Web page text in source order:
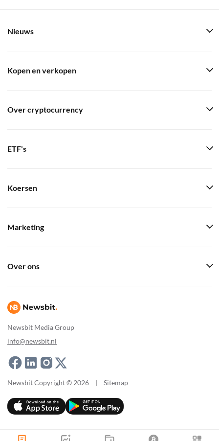
Newsbit Media Group
info@newsbit.nl
Nieuws
Kopen en verkopen
Over cryptocurrency
ETF's
Koersen
Marketing
Over ons
Newsbit Copyright © 2026 | Sitemap